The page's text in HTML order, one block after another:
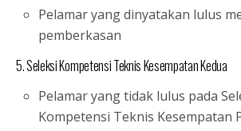
Pelamar yang dinyatakan lulus
pemberkasan
5. Seleksi Kompetensi Teknis Kesempatan Kedua
Pelamar yang tidak lulus pada
Kompetensi Teknis Kesempatan